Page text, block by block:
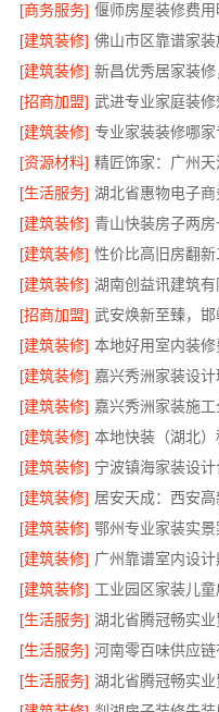
[商务服务] 偃师房屋装修费
[建筑装修] 佛山市区靠谱家
[建筑装修]
[招商加盟]
[建筑装修]
[资源材料] 精匠饰家：广州
[生活服务]
[建筑装修] 青山快装房子两
[建筑装修]
[建筑装修] 湖南创益讯建筑
[招商加盟] 武安焕新至臻，
[建筑装修]
[建筑装修]
[建筑装修]
[建筑装修]
[建筑装修]
[建筑装修] 居安天成：西安
[建筑装修]
[建筑装修]
[建筑装修]
[生活服务] 湖北省腾冠畅实
[生活服务]
[生活服务] 湖北省腾冠畅实